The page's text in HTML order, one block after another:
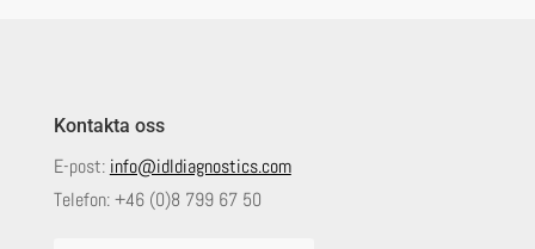
Kontakta oss
E-post: info@idldiagnostics.com
Telefon:+46 (0)8 799 67 50